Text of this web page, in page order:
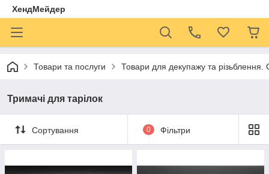
ХендМейдер
Товари та послуги Товари для декупажу та різьблення.
Тримачі для тарілок
Сортування 0 Фільтри